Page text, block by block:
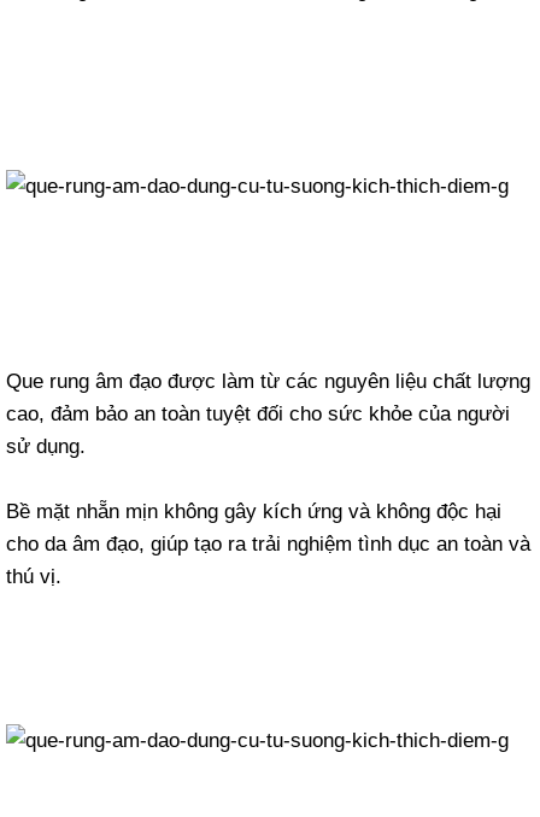
Que rung âm đạo được làm từ các nguyên liệu chất lượng
cao, đảm bảo an toàn tuyệt đối cho sức khỏe của người
sử dụng.
Bề mặt nhẵn mịn không gây kích ứng và không độc hại
cho da âm đạo, giúp tạo ra trải nghiệm tình dục an toàn và
thú vị.